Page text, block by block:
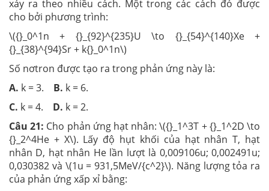
xảy ra theo nhiều cách. Một trong các cách đó được
cho bởi phương trình:
\({}_0^1n + {}_{92}^{235}U \to {}_{54}^{140}Xe +
{}_{38}^{94}Sr + k{}_0^1n\)
Số nơtron được tạo ra trong phản ứng này là:
A. k = 3. B. k = 6.
C. k = 4. D. k = 2.
Câu 21: Cho phản ứng hạt nhân: \({}_1^3T + {}_1^2D \to
{}_2^4He + X\). Lấy độ hụt khối của hạt nhân T, hạt
nhân D, hạt nhân He lần lượt là 0,009106u; 0,002491u;
0,030382 và \(1u = 931,5MeV/{c^2}\). Năng lượng tỏa ra
của phản ứng xấp xỉ bằng: